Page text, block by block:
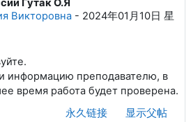
Андреевна
Гутак О.Я
Викторовна- 2024年01月10日 星
информацию преподавателю, в
время работа будет проверена.
永久链接
显示父帖